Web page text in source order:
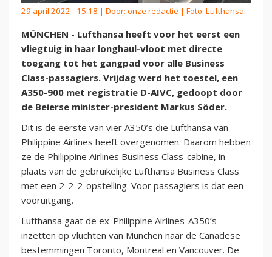
29 april 2022 - 15:18 | Door: onze redactie | Foto: Lufthansa
MÜNCHEN - Lufthansa heeft voor het eerst een
vliegtuig in haar longhaul-vloot met directe
toegang tot het gangpad voor alle Business
Class-passagiers. Vrijdag werd het toestel, een
A350-900 met registratie D-AIVC, gedoopt door
de Beierse minister-president Markus Söder.
Dit is de eerste van vier A350’s die Lufthansa van
Philippine Airlines heeft overgenomen. Daarom hebben
ze de Philippine Airlines Business Class-cabine, in
plaats van de gebruikelijke Lufthansa Business Class
met een 2-2-2-opstelling. Voor passagiers is dat een
vooruitgang.
Lufthansa gaat de ex-Philippine Airlines-A350’s
inzetten op vluchten van München naar de Canadese
bestemmingen Toronto, Montreal en Vancouver. De